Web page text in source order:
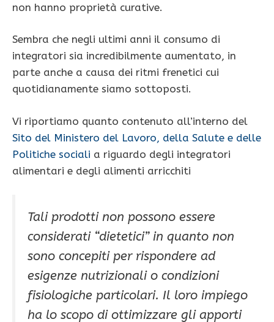
non hanno proprietà curative.
Sembra che negli ultimi anni il consumo di
integratori sia incredibilmente aumentato, in
parte anche a causa dei ritmi frenetici cui
quotidianamente siamo sottoposti.
Vi riportiamo quanto contenuto all’interno del
Sito del Ministero del Lavoro, della Salute e delle
Politiche sociali a riguardo degli integratori
alimentari e degli alimenti arricchiti
Tali prodotti non possono essere
considerati “dietetici” in quanto non
sono concepiti per rispondere ad
esigenze nutrizionali o condizioni
fisiologiche particolari. Il loro impiego
ha lo scopo di ottimizzare gli apporti